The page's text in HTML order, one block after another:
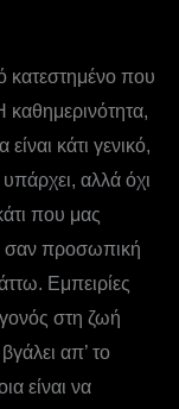
κατεστημένο που
καθημερινότητα,
κάτι γενικό,
υπάρχει, αλλά όχι
που μας
σαν προσωπική
Εμπειρίες
στη ζωή
απ’ το
είναι να